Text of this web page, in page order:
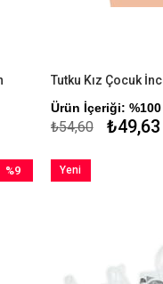
Ürün İçeriği:
₺49,63
₺54,60
%9
Yeni